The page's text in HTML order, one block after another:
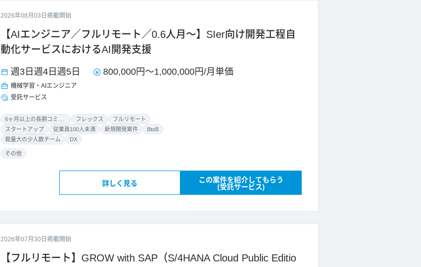
2026年08月03日掲載開始
【AIエンジニア／フルリモート／0.6人月～】SIer向け開発工程自
動化サービスにおけるAI開発支援
週3日 週4日 週5日 800,000円 ～1,000,000円/月単価
機械学習・AIエンジニア
受託サービス
フレックス
フルリモート
スタートアップ
従業員100人未満 新規開発案件
BtoB
裁量大の少人数チーム
DX
その他
詳しく見る
この案件を紹介してもらう
(受託サービス)
2026年07月30日掲載開始
【フルリモート】GROW with SAP（S/4HANA Cloud Public Editio